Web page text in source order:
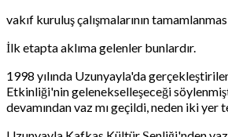
vakıf kuruluş çalışmalarının
İlk etapta aklıma gelenler bunlardır.
1998 yılında Uzunyayla'da
Etkinliği'nin gelenekselleşeceği
devamından vaz mı geçildi, neden iki yer